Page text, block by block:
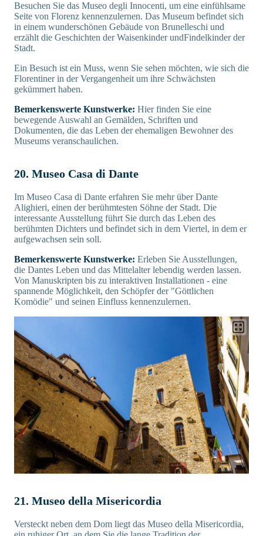
Besuchen Sie das Museo degli Innocenti, um eine einfühlsame
Seite von Florenz kennenzulernen. Das Museum befindet sich
in einem wunderschönen Gebäude von Brunelleschi und
erzählt die Geschichten der Waisenkinder undFindelkinder der
Stadt.
Ein Besuch ist ein Muss, wenn Sie sehen möchten, wie sich die
Florentiner in der Vergangenheit um ihre Schwächsten
gekümmert haben.
Bemerkenswerte Kunstwerke: Hier finden Sie eine
bewegende Auswahl an Gemälden, Schriften und
Dokumenten, die das Leben der ehemaligen Bewohner des
Museums veranschaulichen.
20. Museo Casa di Dante
Im Museo Casa di Dante erfahren Sie mehr über Dante
Alighieri, einen der berühmtesten Söhne der Stadt. Die
interessante Ausstellung führt Sie durch das Leben des
berühmten Dichters und befindet sich in dem Viertel, in dem er
aufgewachsen sein soll.
Bemerkenswerte Kunstwerke: Erleben Sie Ausstellungen,
die Dantes Leben und das Mittelalter lebendig werden lassen.
Von Manuskripten bis zu interaktiven Installationen - eine
spannende Möglichkeit, den Schöpfer der "Göttlichen
Komödie" und seinen Einfluss kennenzulernen.
21. Museo della Misericordia
Versteckt neben dem Dom liegt das Museo della Misericordia,